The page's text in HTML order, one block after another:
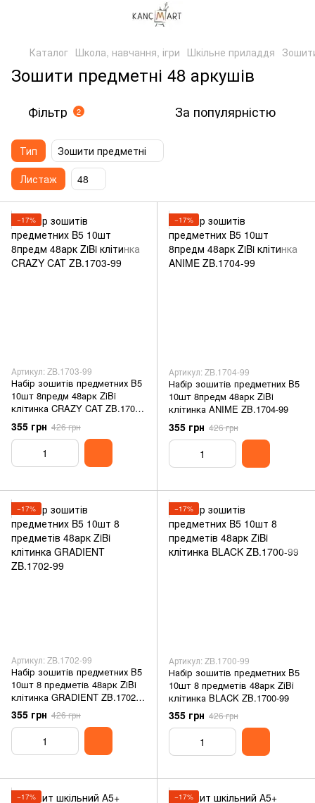
Каталог Школа, навчання, ігри Шкільне приладдя
Зошити предметні 48 аркушів
Фільтр 2 За популярністю
Тип
Зошити предметні
Листаж
48
−17%
Артикул: ZB.1703-99
Набір зошитів предметних B5
10шт 8предм 48арк ZiBi
клітинка CRAZY CAT ZB.1703-
99
355 грн 426 грн
−17%
Артикул: ZB.1704-99
Набір зошитів предметних B5
10шт 8предм 48арк ZiBi
клітинка ANIME ZB.1704-99
355 грн 426 грн
−17%
Артикул: ZB.1702-99
Набір зошитів предметних B5
10шт 8 предметів 48арк ZiBi
клітинка GRADIENT ZB.1702-
99
355 грн 426 грн
−17%
Артикул: ZB.1700-99
Набір зошитів предметних B5
10шт 8 предметів 48арк ZiBi
клітинка BLACK ZB.1700-99
355 грн 426 грн
−17% −17%